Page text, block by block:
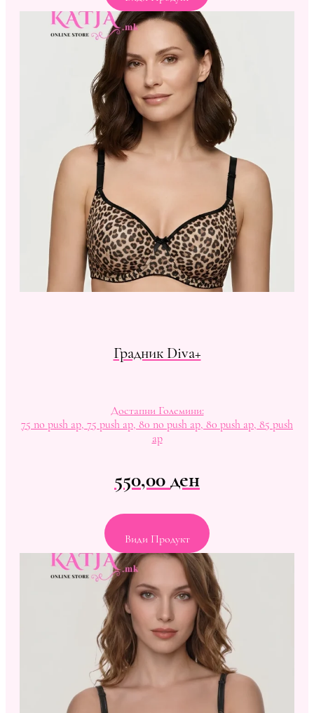
Градник Diva+
Достапни Големини:
75 no push ap, 75 push ap, 80 no push ap, 80 push ap, 85 push
ap
550,00ден
Види Продукт